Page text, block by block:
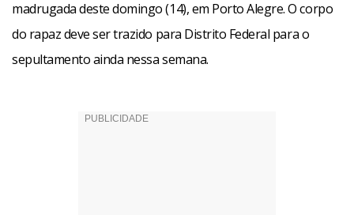
madrugada deste domingo (14), em Porto Alegre. O corpo
do rapaz deve ser trazido para Distrito Federal para o
sepultamento ainda nessa semana.